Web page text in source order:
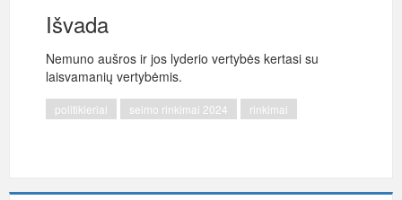
Išvada
Nemuno aušros ir jos lyderio vertybės kertasi su
laisvamanių vertybėmis.
politikieriai seimo rinkimai 2024 rinkimai